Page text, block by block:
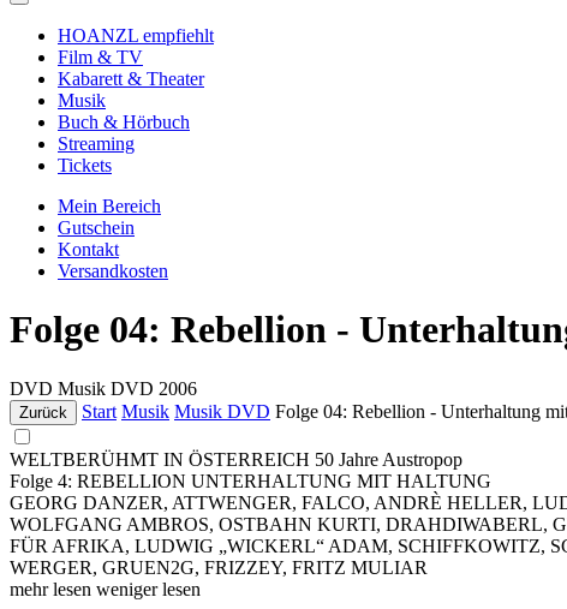
HOANZL empfiehlt
Film & TV
Kabarett & Theater
Musik
Buch & Hörbuch
Streaming
Tickets
Mein Bereich
Gutschein
Kontakt
Versandkosten
Folge 04: Rebellion -
DVD Musik DVD 2006
Zurück Start Musik Musik DVD Folge 04: Rebellion - Unterhaltung
WELTBERÜHMT IN ÖSTERREICH 50 Jahre Austropop
Folge 4: REBELLION UNTERHALTUNG MIT HALTUNG
GEORG DANZER, ATTWENGER, FALCO, ANDRÈ HELLER,
WOLFGANG AMBROS, OSTBAHN KURTI, DRAHDIWABERL,
FÜR AFRIKA, LUDWIG „WICKERL“ ADAM, SCHIFFKOWITZ,
WERGER, GRUEN2G, FRIZZEY, FRITZ MULIAR
mehr lesen weniger lesen